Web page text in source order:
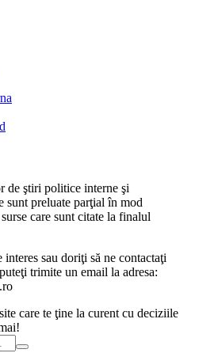
de ştiri politice interne şi
sunt preluate parţial în mod
care sunt citate la finalul
interes sau doriţi să ne contactaţi
trimite un email la adresa:
care te ţine la curent cu deciziile